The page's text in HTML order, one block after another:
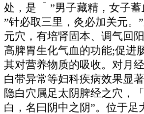
处，是「 ”男子藏精，女子蓄
”针必取三里，灸必加关元。
元穴，有培肾固本、调气回
高脾胃生化气血的功能;促进
其对营养物质的吸收。对月经
白带异常等妇科疾病效果显
隐白穴属足太阴脾经之穴，
白，名曰阴中之阴”。位于足